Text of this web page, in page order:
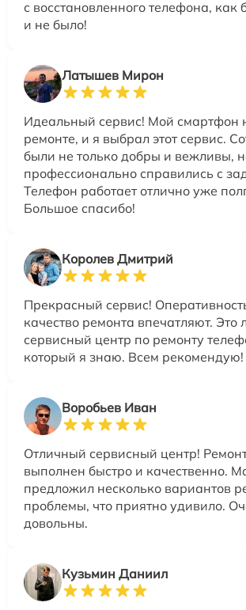
с восстановленного телефона, как
и не было!
Латышев Мирон
Идеальный сервис! Мой смартфон
ремонте, и я выбрал этот сервис.
были не только добры и вежливы,
профессионально справились с
Телефон работает отлично уже
Большое спасибо!
Королев Дмитрий
Прекрасный сервис!
качество ремонта впечатляют. Это
сервисный центр по ремонту
который я знаю. Всем рекомендую!
Воробьев Иван
Отличный сервисный центр!
выполнен быстро и качественно.
предложил несколько вариантов
проблемы, что приятно удивило.
довольны.
Кузьмин Даниил